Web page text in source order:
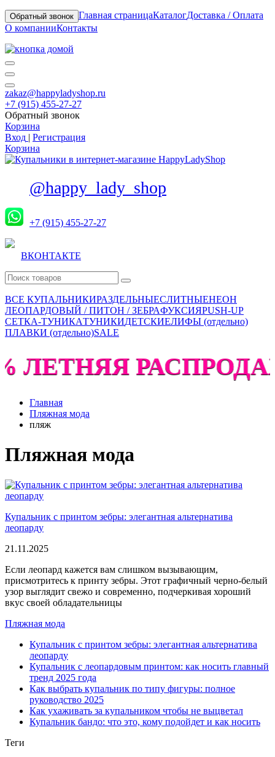
Обратный звонок Главная страницаКаталогДоставка / Оплата
О компанииКонтакты
zakaz@happyladyshop.ru
+7 (915) 455-27-27
Обратный звонок
Корзина
Вход | Регистрация
Корзина
@happy_lady_shop
+7 (915) 455-27-27
ВКОНТАКТЕ
ВСЕ КУПАЛЬНИКИРАЗДЕЛЬНЫЕСЛИТНЫЕНЕОН
ЛЕОПАРДОВЫЙ / ПИТОН / ЗЕБРАФУКСИЯPUSH-UP
СЕТКА-ТУНИКАТУНИКИДЕТСКИЕЛИФЫ (отдельно)
ПЛАВКИ (отдельно)SALE
ЛЕТНЯЯ
Главная
Пляжная мода
пляж
Пляжная мода
Купальник с принтом зебры: элегантная альтернатива
леопарду
21.11.2025
Если леопард кажется вам слишком вызывающим,
присмотритесь к принту зебры. Этот графичный черно-белый
узор выглядит свежо и современно, подчеркивая хороший
вкус своей обладательницы
Пляжная мода
Купальник с принтом зебры: элегантная альтернатива
леопарду
Купальник с леопардовым принтом: как носить главный
тренд 2025 года
Как выбрать купальник по типу фигуры: полное
руководство 2025
Как ухаживать за купальником чтобы не выцветал
Купальник бандо: что это, кому подойдет и как носить
Теги